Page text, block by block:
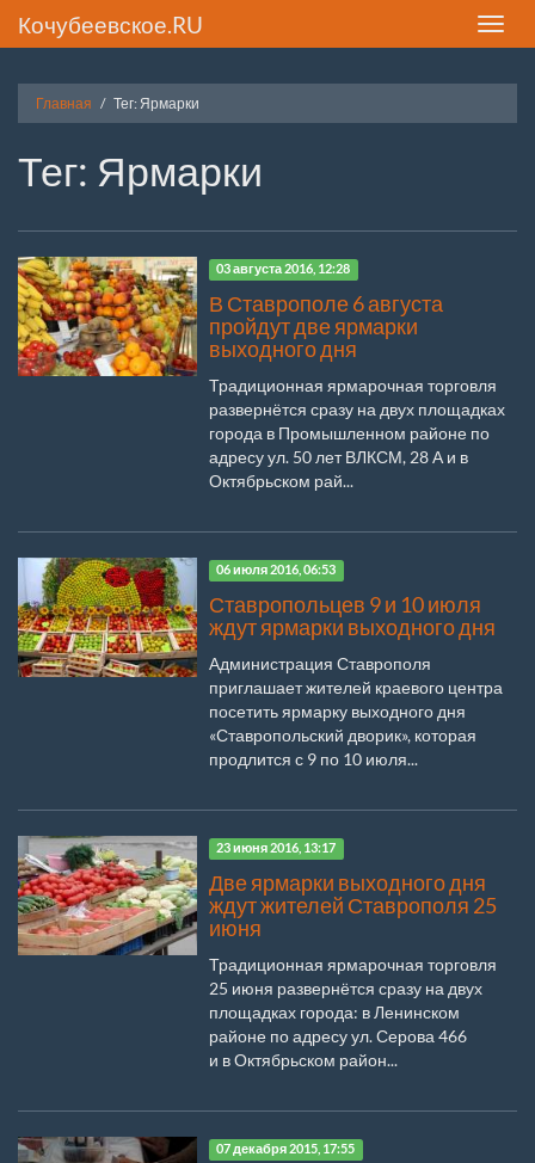
Toggle
Кочубеевское.RU
Главная Тег: Ярмарки
Тег: Ярмарки
03 августа 2016, 12:28
В Ставрополе 6 августа
пройдут две ярмарки
выходного дня
Традиционная ярмарочная торговля
развернётся сразу на двух площадках
города в Промышленном районе по
адресу ул. 50 лет ВЛКСМ, 28 А и в
Октябрьском рай...
06 июля 2016, 06:53
Ставропольцев 9 и 10 июля
ждут ярмарки выходного дня
Администрация Ставрополя
приглашает жителей краевого центра
посетить ярмарку выходного дня
«Ставропольский дворик», которая
продлится с 9 по 10 июля...
23 июня 2016, 13:17
Две ярмарки выходного дня
ждут жителей Ставрополя 25
июня
Традиционная ярмарочная торговля
25 июня развернётся сразу на двух
площадках города: в Ленинском
районе по адресу ул. Серова 466
и в Октябрьском район...
07 декабря 2015, 17:55